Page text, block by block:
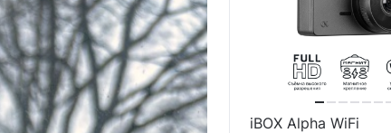
iBOX Alpha WiFi